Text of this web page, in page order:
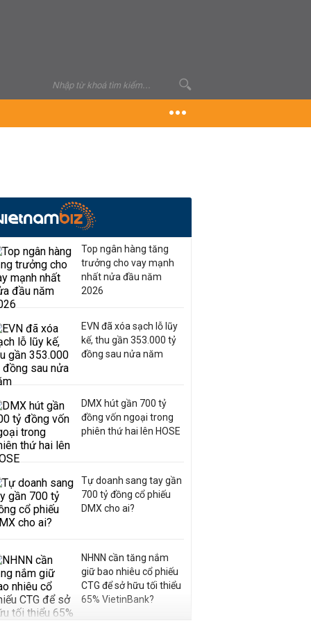
Top ngân hàng tăng
trưởng cho vay mạnh
nhất nửa đầu năm
2026
EVN đã xóa sạch lỗ lũy
kế, thu gần 353.000 tỷ
đồng sau nửa năm
DMX hút gần 700 tỷ
đồng vốn ngoại trong
phiên thứ hai lên HOSE
Tự doanh sang tay gần
700 tỷ đồng cổ phiếu
DMX cho ai?
NHNN cần tăng nắm
giữ bao nhiêu cổ phiếu
CTG để sở hữu tối thiểu
65% VietinBank?